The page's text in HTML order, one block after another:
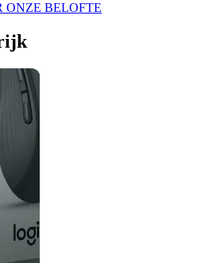
ONZE BELOFTE